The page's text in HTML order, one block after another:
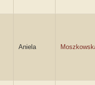
Aniela